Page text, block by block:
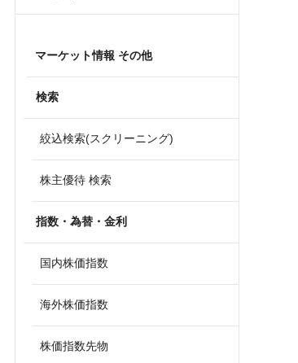
マーケット情報 その他
検索
絞込検索(スクリーニング)
株主優待 検索
指数・為替・金利
国内株価指数
海外株価指数
株価指数先物